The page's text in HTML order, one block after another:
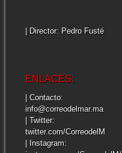
| Director: Pedro Fusté
ENLACES:
| Contacto:
info@correodelmar.ma
| Twitter:
twitter.com/CorreodelM
| Instagram: